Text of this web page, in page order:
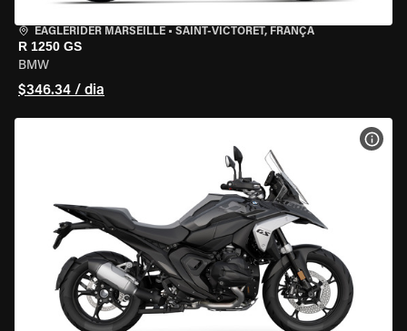
EAGLERIDER MARSEILLE • SAINT-VICTORET, FRANÇA
R 1250 GS
BMW
$346.34 / dia
VER